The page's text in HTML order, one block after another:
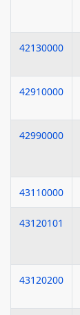
42130000
42910000
42990000
43110000
43120101
43120200